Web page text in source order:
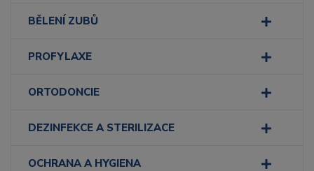
BĚLENÍ ZUBŮ
PROFYLAXE
ORTODONCIE
DEZINFEKCE A STERILIZACE
OCHRANA A HYGIENA